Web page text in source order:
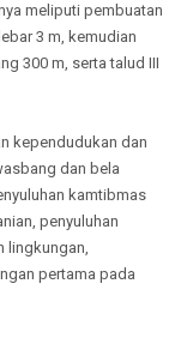
meliputi pembuatan
3 m, kemudian
300 m, serta talud III
kependudukan dan
dan bela
kamtibmas
penyuluhan
lingkungan,
pertama pada